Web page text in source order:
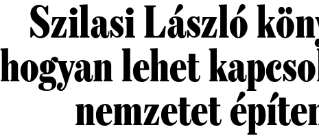
Szilasi László
hogyan lehet
nemzetet